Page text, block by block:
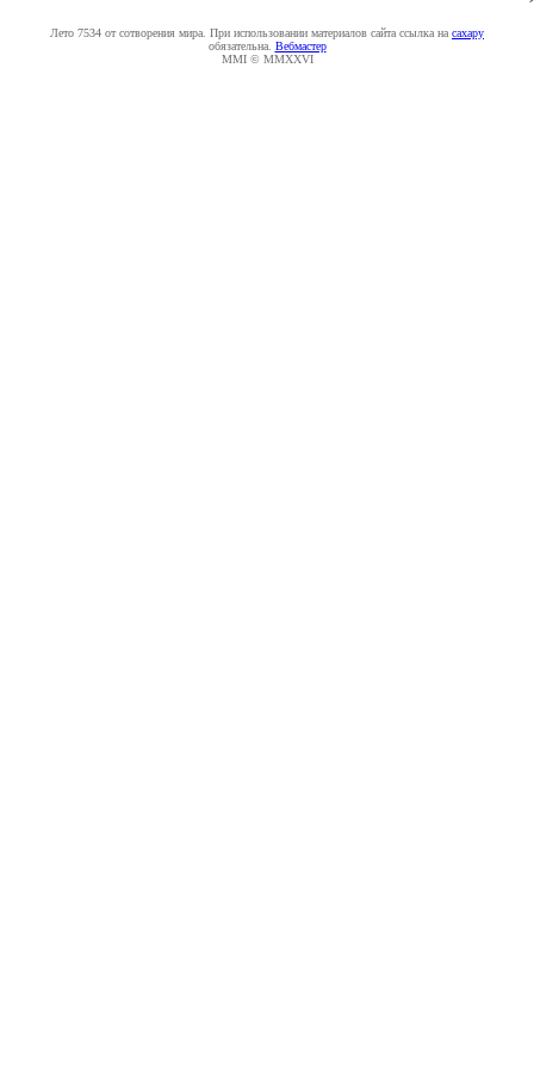
Лето 7534 от сотворения мира. При использовании материалов сайта ссылка на caxapу
обязательна. Вебмастер
MMI © MMXXVI